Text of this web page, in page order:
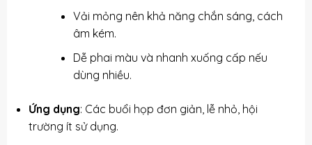
Vải mỏng nên khả năng chắn sáng, cách
âm kém.
Dễ phai màu và nhanh xuống cấp nếu
dùng nhiều.
Ứng dụng: Các buổi họp đơn giản, lễ nhỏ, hội
trường ít sử dụng.